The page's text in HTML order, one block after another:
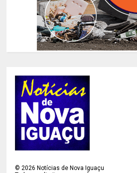
©2026 Notícias de Nova Iguaçu